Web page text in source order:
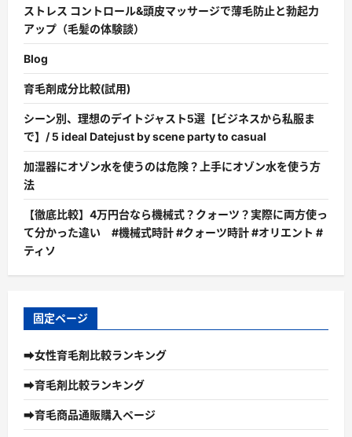
ストレス コントロール&頭皮マッサージで薄毛防止と勃起力
アップ（毛髪の体験談）
Blog
育毛剤成分比較(試用)
シーン別、理想のデイトジャスト5選【ビジネスから私服ま
で】/ 5 ideal Datejust by scene party to casual
加湿器にオゾン水を使うのは危険？上手にオゾン水を使う方
法
【徹底比較】4万円台なら機械式？クォーツ？実際に両方使っ
て分かった違い #機械式時計 #クォーツ時計 #オリエント #
ティソ
固定ページ
➡女性育毛剤比較ランキング
➡育毛剤比較ランキング
➡育毛商品通販購入ページ